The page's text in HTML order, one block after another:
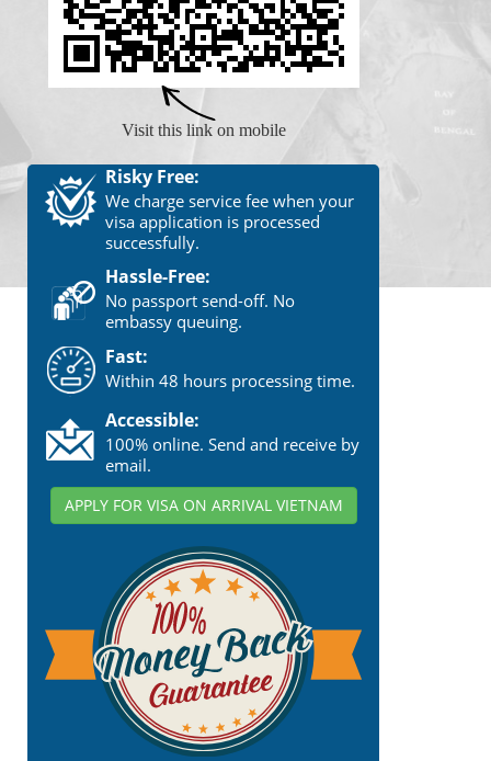
Visit this link on mobile
Risky Free:
We charge service fee when your
visa application is processed
successfully.
Hassle-Free:
No passport send-off. No
embassy queuing.
Fast:
Within 48 hours processing time.
Accessible:
100% online. Send and receive by
email.
APPLY FOR VISA ON ARRIVAL VIETNAM